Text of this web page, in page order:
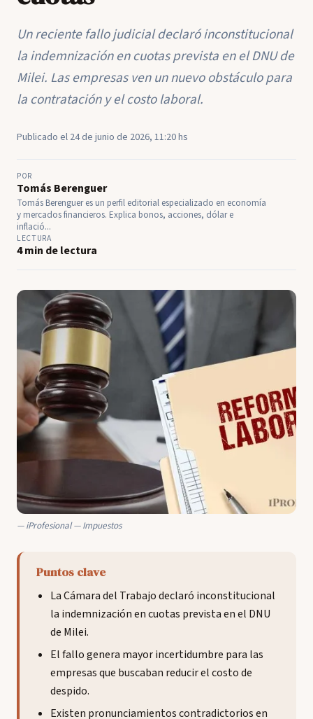
Un reciente fallo judicial declaró inconstitucional
la indemnización en cuotas prevista en el DNU de
Milei. Las empresas ven un nuevo obstáculo para
la contratación y el costo laboral.
Publicado el 24 de junio de 2026, 11:20 hs
POR
Tomás Berenguer
Tomás Berenguer es un perfil editorial especializado en economía
y mercados financieros. Explica bonos, acciones, dólar e
inflació...
LECTURA
4 min de lectura
iProfesional — Impuestos
Puntos clave
La Cámara del Trabajo declaró inconstitucional
la indemnización en cuotas prevista en el DNU
de Milei.
El fallo genera mayor incertidumbre para las
empresas que buscaban reducir el costo de
despido.
Existen pronunciamientos contradictorios en